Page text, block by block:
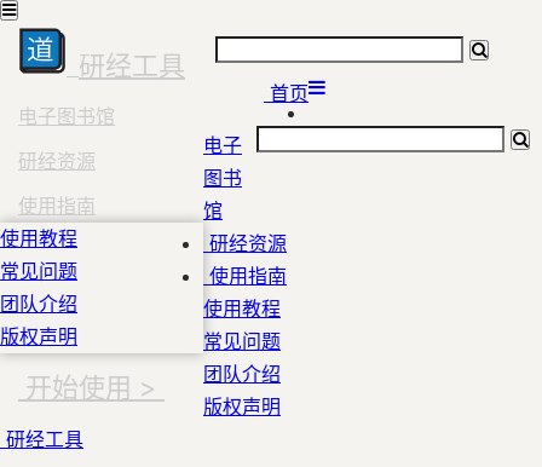
研经工具
电子图书馆
研经资源
使用指南
使用教程
常见问题
团队介绍
版权声明
开始使用 >
首页
电子
图书
馆
研经资源
使用指南
使用教程
常见问题
团队介绍
版权声明
研经工具